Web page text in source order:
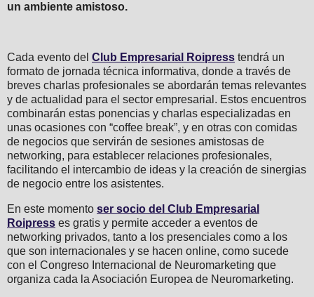
un ambiente amistoso.
Cada evento del Club Empresarial Roipress tendrá un
formato de jornada técnica informativa, donde a través de
breves charlas profesionales se abordarán temas relevantes
y de actualidad para el sector empresarial. Estos encuentros
combinarán estas ponencias y charlas especializadas en
unas ocasiones con “coffee break”, y en otras con comidas
de negocios que servirán de sesiones amistosas de
networking, para establecer relaciones profesionales,
facilitando el intercambio de ideas y la creación de sinergias
de negocio entre los asistentes.
En este momento ser socio del Club Empresarial
Roipress es gratis y permite acceder a eventos de
networking privados, tanto a los presenciales como a los
que son internacionales y se hacen online, como sucede
con el Congreso Internacional de Neuromarketing que
organiza cada la Asociación Europea de Neuromarketing.